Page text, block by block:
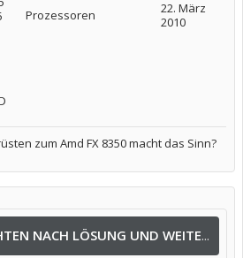
Prozessoren
22. März
2010
zum Amd FX 8350 macht das Sinn?
ANDERE USER SUCHTEN NACH LÖSUNG UND WEITEREN INFOS NACH: